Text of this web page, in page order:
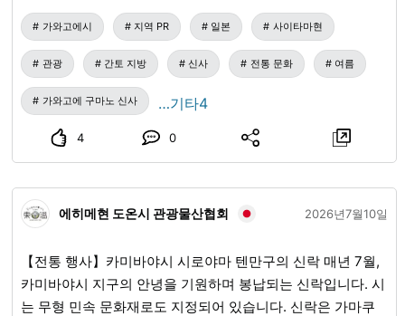
가와고에시 지역 PR 일본 사이타마현
관광 간토 지방 신사 전통 문화 여름
가와고에 구마노 신사 …기타4
4 0
에히메현 도온시 관광물산협회 2026년7월10일
【전통 행사】카미바야시 시로야마 텐만구의 신락 매년 7월,
카미바야시 지구의 안녕을 기원하며 봉납되는 신락입니다. 시
는 무형 민속 문화재로도 지정되어 있습니다. 신락은 가마쿠